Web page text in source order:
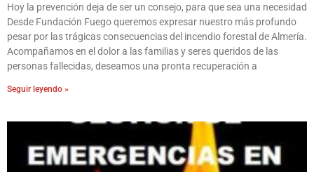
Hoy la prevención deja de ser un consejo, para que sea una necesidad
Desde Fundación Fuego queremos expresar nuestro más profundo
pesar por las trágicas consecuencias del incendio forestal de Almería.
Acompañamos en el dolor a las familias y seres queridos de las
personas fallecidas, deseamos una pronta recuperación a
Seguir leyendo »